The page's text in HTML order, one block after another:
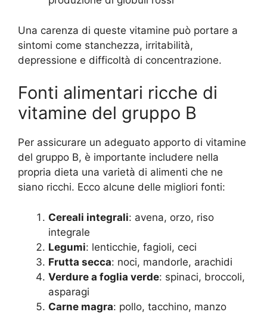
Una carenza di queste vitamine può portare a
sintomi come stanchezza, irritabilità,
depressione e difficoltà di concentrazione.
Fonti alimentari ricche di
vitamine del gruppo B
Per assicurare un adeguato apporto di vitamine
del gruppo B, è importante includere nella
propria dieta una varietà di alimenti che ne
siano ricchi. Ecco alcune delle migliori fonti:
Cereali integrali: avena, orzo, riso
integrale
Legumi: lenticchie, fagioli, ceci
Frutta secca: noci, mandorle, arachidi
Verdure a foglia verde: spinaci, broccoli,
asparagi
Carne magra: pollo, tacchino, manzo